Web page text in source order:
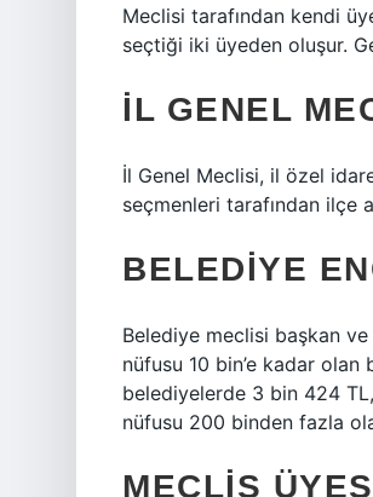
Meclisi tarafından kendi
seçtiği iki üyeden oluşur.
İL GENEL
İl Genel Meclisi, il özel
seçmenleri tarafından ilçe
BELEDIYE
Belediye meclisi başkan
nüfusu 10 bin’e kadar
belediyelerde 3 bin 424
nüfusu 200 binden fazla
MECLIS